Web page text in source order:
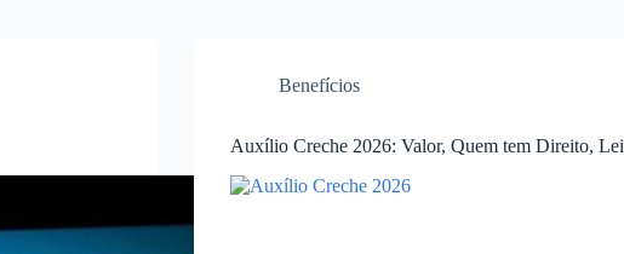
Benefícios
Auxílio Creche 2026: Valor, Quem tem Direito, Lei